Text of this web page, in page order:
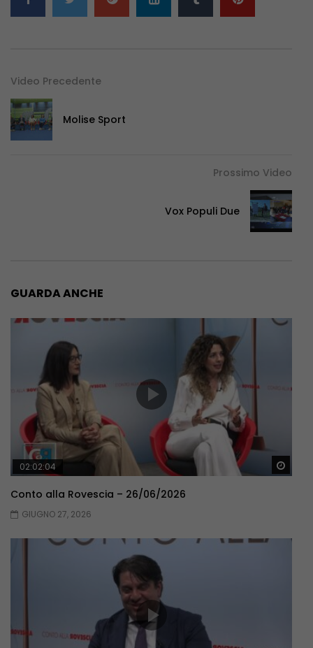
Video Precedente
Molise Sport
Prossimo Video
Vox Populi Due
GUARDA ANCHE
02:02:04
Conto alla Rovescia – 26/06/2026
GIUGNO 27, 2026